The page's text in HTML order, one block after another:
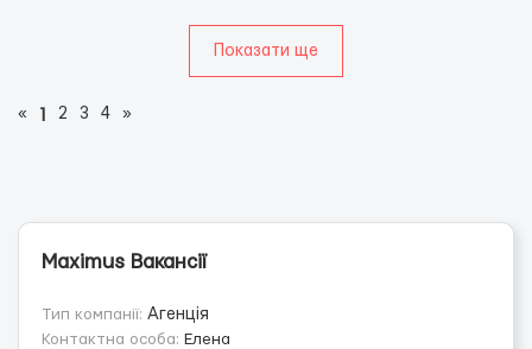
Показати ще
« 2 3 4 »
Maximus Вакансії
Тип компанії: Агенція
Контактна особа: Елена